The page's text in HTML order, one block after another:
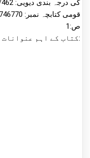
کی درجہ بندی دیویی: 297/462
قومی کتابچہ نمبر: 4746770
ص:1
کتاب کے اہم عنوانات شامل ہیں: